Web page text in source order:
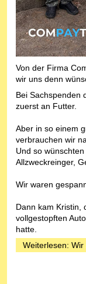
Von der Firma
wir uns denn
Bei Sachspenden
zuerst an Futter.
Aber in so einem
verbrauchen wir
Und so
Allzweckreinger,
Wir waren
Dann kam Kristin,
vollgestopften
hatte.
Weiterlesen: